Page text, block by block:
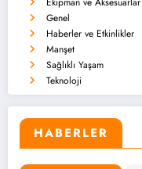
Genel
Haberler ve Etkinlikler
Manşet
Sağlıklı Yaşam
Teknoloji
HABERLER